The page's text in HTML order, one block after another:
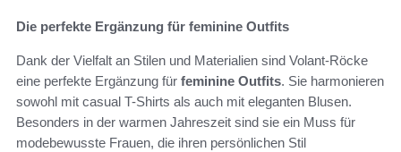
Die perfekte Ergänzung für feminine Outfits
Dank der Vielfalt an Stilen und Materialien sind Volant-Röcke
eine perfekte Ergänzung für feminine Outfits. Sie harmonieren
sowohl mit casual T-Shirts als auch mit eleganten Blusen.
Besonders in der warmen Jahreszeit sind sie ein Muss für
modebewusste Frauen, die ihren persönlichen Stil